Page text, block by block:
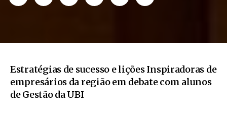
Estratégias de sucesso e lições Inspiradoras de
empresários da região em debate com alunos
de Gestão da UBI